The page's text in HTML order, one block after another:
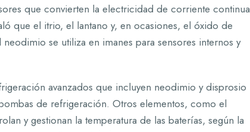
que convierten la electricidad de corriente continua
que el itrio, el lantano y, en ocasiones, el óxido de
se utiliza en imanes para sensores internos y
avanzados que incluyen neodimio y disprosio
de refrigeración. Otros elementos, como el
y gestionan la temperatura de las baterías, según la